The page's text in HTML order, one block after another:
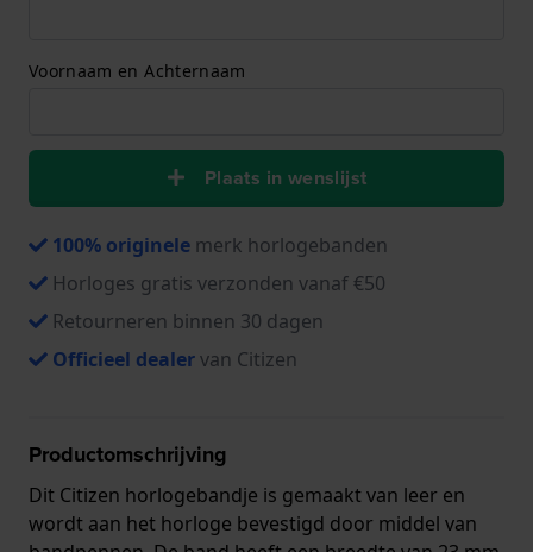
Voornaam en Achternaam
Plaats in wenslijst
100% originele merk horlogebanden
Horloges gratis verzonden vanaf €50
Retourneren binnen 30 dagen
Officieel dealervan Citizen
Productomschrijving
Dit Citizen horlogebandje is gemaakt van leer en
wordt aan het horloge bevestigd door middel van